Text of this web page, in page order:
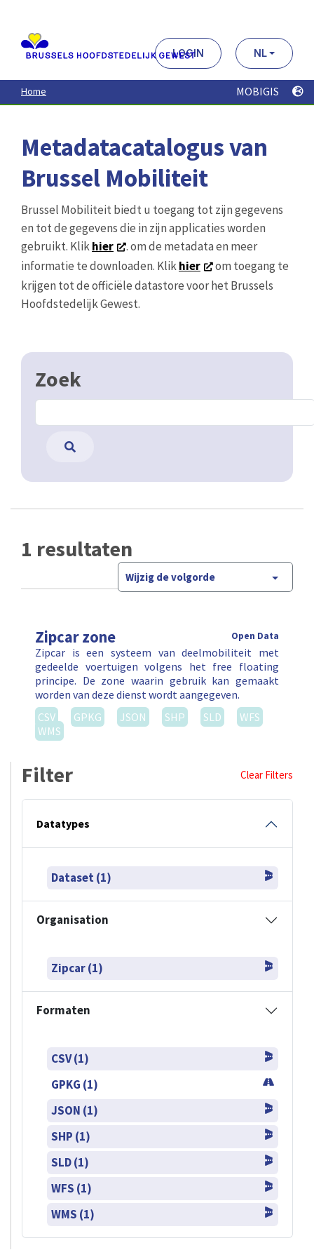
contenu
principal
LOGIN NL
Home MOBIGIS
Metadatacatalogus van
Brussel Mobiliteit
Brussel Mobiliteit biedt u toegang tot zijn gegevens
en tot de gegevens die in zijn applicaties worden
gebruikt. Klikhier
. om de metadata en meer
informatie te downloaden. Klikhier
om toegang te
krijgen tot de officiële datastore voor het Brussels
Hoofdstedelijk Gewest.
Zoek
1 resultaten
Wijzig de volgorde
Zipcar zone Open Data
Zipcar is een systeem van deelmobiliteit met
gedeelde voertuigen volgens het free floating
principe. De zone waarin gebruik kan gemaakt
worden van deze dienst wordt aangegeven.
CSV
GPKG JSON SHP SLD
WFS
WMS
Filter Clear Filters
Datatypes
Dataset (1)
Organisation
Zipcar (1)
Formaten
CSV (1)
GPKG (1)
JSON (1)
SHP (1)
SLD (1)
WFS (1)
WMS (1)